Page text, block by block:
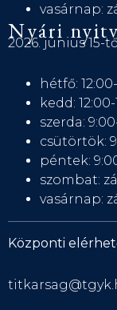
vasárnap:
Nyári
2026. június 15-
hétfő:
kedd: 12:00-
szerda:
csütörtök:
péntek:
szombat:
vasárnap:
Központi